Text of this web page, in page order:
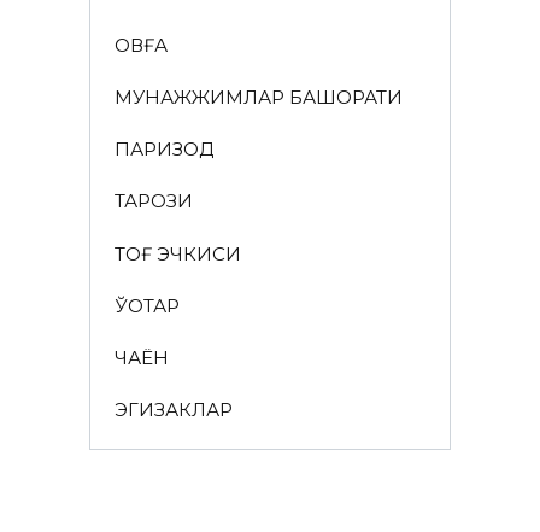
ҚОВҒА
МУНАЖЖИМЛАР БАШОРАТИ
ПАРИЗОД
ТАРОЗИ
ТОҒ ЭЧКИСИ
ЎҚОТАР
ЧАЁН
ЭГИЗАКЛАР